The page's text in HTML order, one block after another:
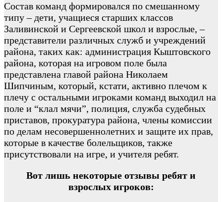
Состав команд формировался по смешанному
типу – дети, учащиеся старших классов
Заливинской и Сергеевской школ и взрослые, –
представители различных служб и учреждений
района, таких как: администрация Кыштовского
района, которая на игровом поле была
представлена главой района Николаем
Шипчиным, который, кстати, активно плечом к
плечу с остальными игроками команд выходил на
поле и “клал мячи”, полиция, служба судебных
приставов, прокуратура района, члены комиссии
по делам несовершеннолетних и защите их прав,
которые в качестве болельщиков, также
присутствовали на игре, и учителя ребят.
Вот лишь некоторые отзывы ребят и
взрослых игроков: